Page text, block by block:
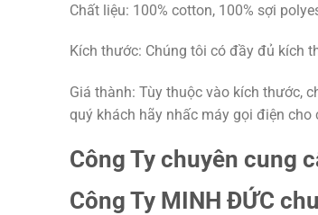
Chất liệu: 100% cotton, 100% sợi
Kích thước: Chúng tôi có đầy đủ kích
Giá thành: Tùy thuộc vào kích thước,
quý khách hãy nhấc máy gọi điện
Công Ty chuyên cung
Công Ty MINH ĐỨC